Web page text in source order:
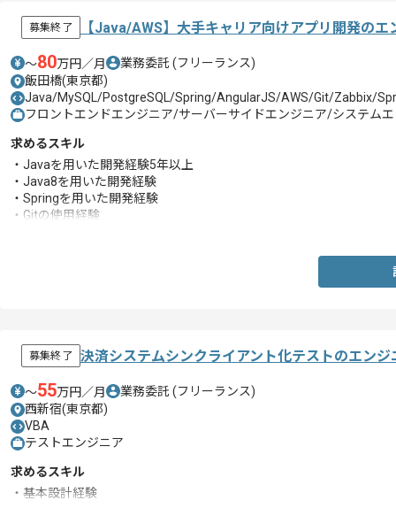
募集終了 【Java/AWS】大手キャリア向けアプリ開発の
〜80万円／月 業務委託 (フリーランス)
飯田橋(東京都)
Java/MySQL/PostgreSQL/Spring/AngularJS/AWS/Git/Zabbix/
フロントエンドエンジニア/サーバーサイドエンジニア/システム
求めるスキル
・Javaを用いた開発経験5年以上
・Java8を用いた開発経験
・Springを用いた開発経験
・Gitの使用経験
募集終了 決済システムシンクライアント化テストのエンジ
〜55万円／月 業務委託 (フリーランス)
西新宿(東京都)
VBA
テストエンジニア
求めるスキル
・基本設計経験